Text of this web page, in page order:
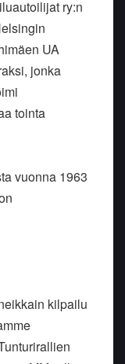
ry:n
UA
jonka
tointa
vuonna 1963
kilpailu